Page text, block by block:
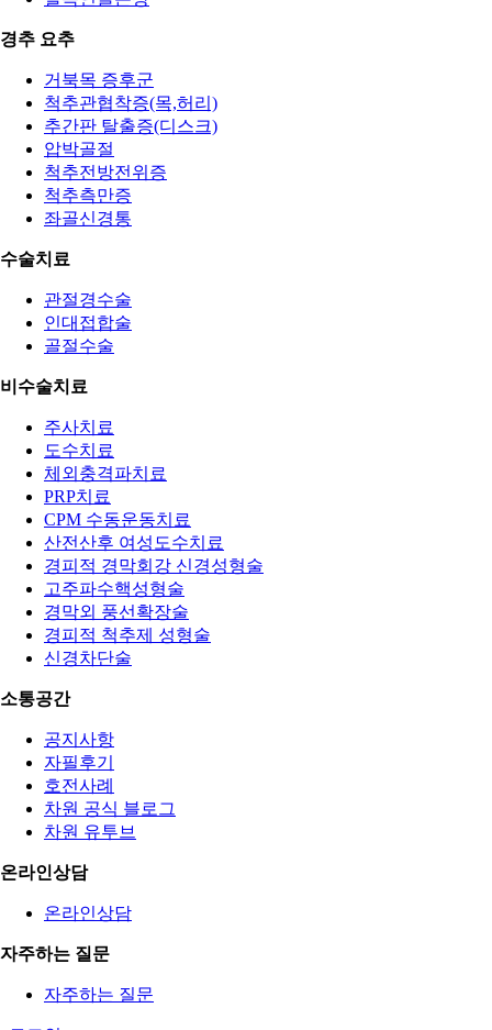
경추 요추
거북목 증후군
척추관협착증(목,허리)
추간판 탈출증(디스크)
압박골절
척추전방전위증
척추측만증
좌골신경통
수술치료
관절경수술
인대접합술
골절수술
비수술치료
주사치료
도수치료
체외충격파치료
PRP치료
CPM 수동운동치료
산전산후 여성도수치료
경피적 경막회강 신경성형술
고주파수핵성형술
경막외 풍선확장술
경피적 척추제 성형술
신경차단술
소통공간
공지사항
자필후기
호전사례
차원 공식 블로그
차원 유투브
온라인상담
온라인상담
자주하는 질문
자주하는 질문